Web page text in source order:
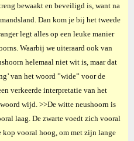
bewaakt en beveiligd is, want na
Dan kom je bij het tweede
legt alles op een leuke manier
Waarbij we uiteraard ook van
helemaal niet wit is, maar dat
van het woord ”wide” voor de
verkeerde interpretatie van het
wijd. >>De witte neushoorn is
laag. De zwarte voedt zich vooral
vooral hoog, om met zijn lange